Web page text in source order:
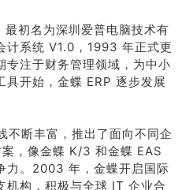
初名为深圳爱普电脑技术有
计系统 V1.0，1993 年正式更
专注于财务管理领域，为中小
具开始，金蝶 ERP 逐步发展
断丰富，推出了面向不同企
，像金蝶 K/3 和金蝶 EAS
力。2003 年，金蝶开启国际
机构，积极与全球 IT 企业合